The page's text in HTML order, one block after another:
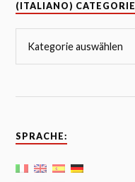
(ITALIANO) CATEGORIE
SPRACHE: